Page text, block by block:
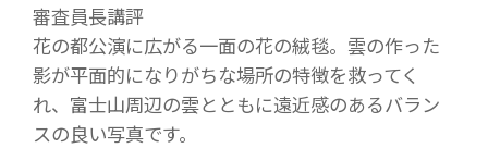
審査員長講評
花の都公演に広がる一面の花の絨毯。雲の作った
影が平面的になりがちな場所の特徴を救ってく
れ、富士山周辺の雲とともに遠近感のあるバラン
スの良い写真です。